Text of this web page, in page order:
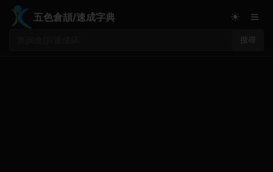
五色倉頡/速成字典
搜尋
☀ ≡